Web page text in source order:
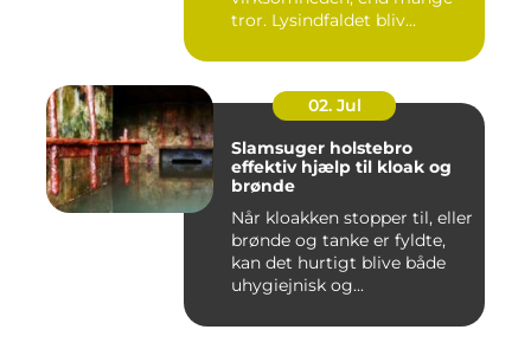
tror. Lysindfaldet bliv...
02. Jul
Slamsuger holstebro
effektiv hjælp til kloak og
brønde
Når kloakken stopper til, eller
brønde og tanke er fyldte,
kan det hurtigt blive både
uhygiejnisk og...